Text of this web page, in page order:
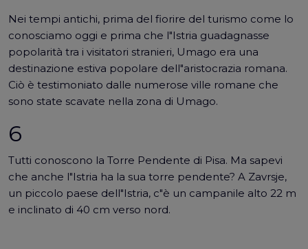
Nei tempi antichi, prima del fiorire del turismo come lo
conosciamo oggi e prima che l"Istria guadagnasse
popolarità tra i visitatori stranieri, Umago era una
destinazione estiva popolare dell"aristocrazia romana.
Ciò è testimoniato dalle numerose ville romane che
sono state scavate nella zona di Umago.
6
Tutti conoscono la Torre Pendente di Pisa. Ma sapevi
che anche l"Istria ha la sua torre pendente? A Zavrsje,
un piccolo paese dell"Istria, c"è un campanile alto 22 m
e inclinato di 40 cm verso nord.